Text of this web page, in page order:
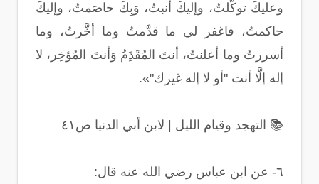
وعليكَ توكَّلتُ، وإليكَ أنبتُ، وَبِكَ خاصَمتُ، وإليكَ
حاكمتُ، فاغفر لي ما قدَّمتُ وما أخَّرتُ، وما
أسررتُ وما أعلنتُ، أنتَ المُقَدَِمُ وَأنتَ المُؤخِر، لا
إله إلَّا أنت "أو لا إله غيرك"».
📚 التهجد وقيام الليل | لابن أبي الدنيا ص٤١
٦- عن ابن عباس رضي الله عنه قال: